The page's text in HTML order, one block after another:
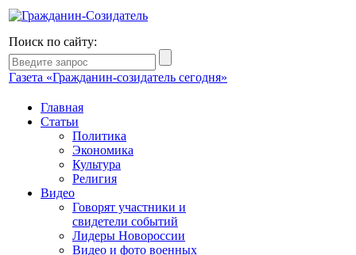
Поиск по сайту:
Газета «Гражданин-созидатель сегодня»
Главная
Статьи
Политика
Экономика
Культура
Религия
Видео
Говорят участники и
свидетели событий
Лидеры Новороссии
Видео и фото военных